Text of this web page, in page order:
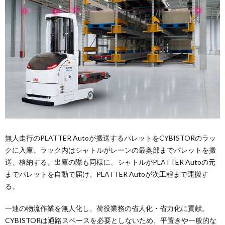
無人走行のPLATTER Autoが搬送するパレットをCYBISTORのラッ
クに入庫。ラック内はシャトルがレーンの最奥部までパレットを搬
送、格納する。出庫の際も同様に、シャトルがPLATTER Autoの元
までパレットを自動で届け、PLATTER Autoが次工程まで運搬す
る。
一連の物流作業を無人化し、荷役業務の省人化・省力化に貢献。
CYBISTORは通路スペースを必要としないため、平置きや一般的な